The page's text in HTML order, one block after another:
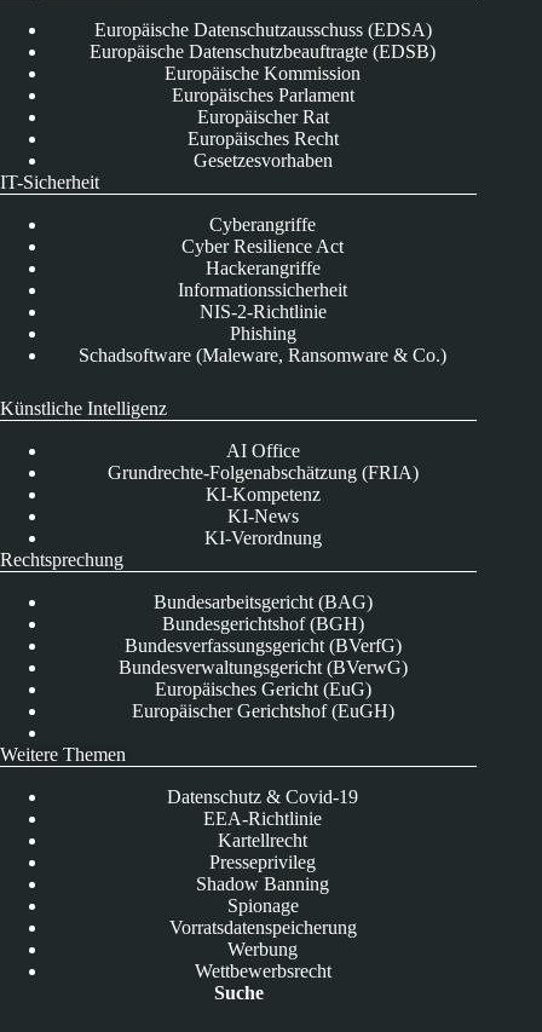
Europäische Datenschutzausschuss (EDSA)
Europäische Datenschutzbeauftragte (EDSB)
Europäische Kommission
Europäisches Parlament
Europäischer Rat
Europäisches Recht
Gesetzesvorhaben
IT-Sicherheit
Cyberangriffe
Cyber Resilience Act
Hackerangriffe
Informationssicherheit
NIS-2-Richtlinie
Phishing
Schadsoftware (Maleware, Ransomware & Co.)
Künstliche Intelligenz
AI Office
Grundrechte-Folgenabschätzung (FRIA)
KI-Kompetenz
KI-News
KI-Verordnung
Rechtsprechung
Bundesarbeitsgericht (BAG)
Bundesgerichtshof (BGH)
Bundesverfassungsgericht (BVerfG)
Bundesverwaltungsgericht (BVerwG)
Europäisches Gericht (EuG)
Europäischer Gerichtshof (EuGH)
Weitere Themen
Datenschutz & Covid-19
EEA-Richtlinie
Kartellrecht
Presseprivileg
Shadow Banning
Spionage
Vorratsdatenspeicherung
Werbung
Wettbewerbsrecht
Suche